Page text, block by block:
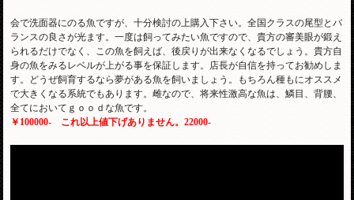
会で洗面器にのる魚ですが、十分検討の上購入下さい。全国クラスの尾型とバ
ランスの良さが光ます。一度は飼ってみたい魚ですので、貴方の審美眼が鍛え
られるだけでなく、この魚を飼えば、後戻りが出来なくなるでしょう。貴方自
身の魚をみるレベルが上がる事を保証します。店長が自信を持ってお勧めしま
す。どうぜ飼育するなら夢がある魚を飼いましょう。もちろん種もにオススメ
で大きくなる系統でもあります。雌なので、将来性激高な魚は、鱗目、背腰、
全てにおいてｇｏｏｄな魚です。
￥100000- これ以上値下げありません。22000-